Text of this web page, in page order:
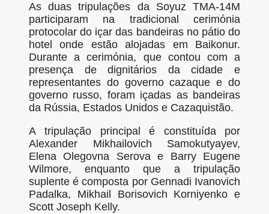
As duas tripulações da Soyuz TMA-14M
participaram na tradicional cerimónia
protocolar do içar das bandeiras no pátio do
hotel onde estão alojadas em Baikonur.
Durante a cerimónia, que contou com a
presença de dignitários da cidade e
representantes do governo cazaque e do
governo russo, foram içadas as bandeiras
da Rússia, Estados Unidos e Cazaquistão.
A tripulação principal é constituída por
Alexander Mikhailovich Samokutyayev,
Elena Olegovna Serova e Barry Eugene
Wilmore, enquanto que a tripulação
suplente é composta por Gennadi Ivanovich
Padalka, Mikhail Borisovich Korniyenko e
Scott Joseph Kelly.